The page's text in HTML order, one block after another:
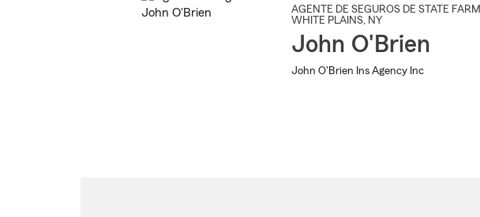
AGENTE DE SEGUROS DE STATE FARM
WHITE PLAINS, NY
John O'Brien
John O'Brien Ins Agency Inc